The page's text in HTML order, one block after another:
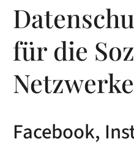
für die
Netzwerke
Facebook,